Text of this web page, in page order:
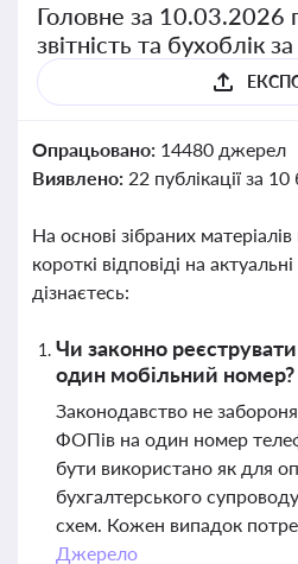
Головне за 10.03.2026
звітність та бухоблік
Опрацьовано: 14480 джерел
Виявлено: 22 публікації за 10
На основі зібраних
короткі відповіді на
дізнаєтесь:
Чи законно
один мобільний номер?
Законодавство не
ФОПів на один номер
бути використано як для
бухгалтерського
схем. Кожен випадок
Джерело